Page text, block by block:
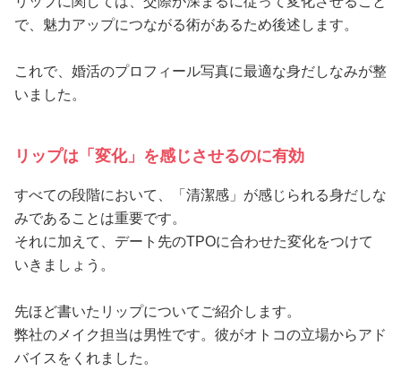
で、魅力アップにつながる術があるため後述します。
これで、婚活のプロフィール写真に最適な身だしなみが整
いました。
リップは「変化」を感じさせるのに有効
すべての段階において、「清潔感」が感じられる身だしな
みであることは重要です。
それに加えて、デート先のTPOに合わせた変化をつけて
いきましょう。
先ほど書いたリップについてご紹介します。
弊社のメイク担当は男性です。彼がオトコの立場からアド
バイスをくれました。